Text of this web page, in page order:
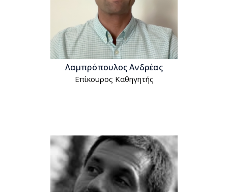
Λαμπρόπουλος Ανδρέας
Επίκουρος Kαθηγητής